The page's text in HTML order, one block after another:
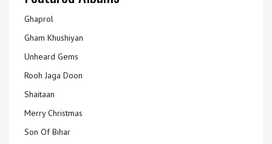
Ghaprol
Gham Khushiyan
Unheard Gems
Rooh Jaga Doon
Shaitaan
Merry Christmas
Son Of Bihar